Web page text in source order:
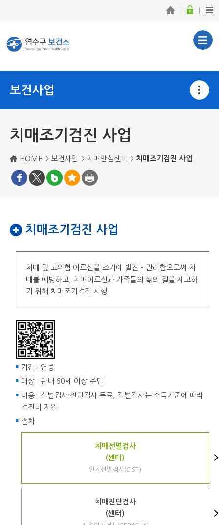
보건사업
치매조기검진 사업
HOME 보건사업 치매안심센터 치매조기검진 사업
치매조기검진 사업
치매 및 고위험 어르신을 조기에 발견‧관리함으로써 치
매를 예방하고, 치매어르신과 가족들의 삶의 질을 제고하
기 위해 치매조기검진 시행
기간 : 연중
대상 : 관내 60세 이상 주민
비용 : 선별검사·진단검사 무료, 감별검사는 소득기준에 따라
검진비 지원
절차
치매선별검사
(센터)
인지선별검사(CIST)
치매진단검사
(센터)